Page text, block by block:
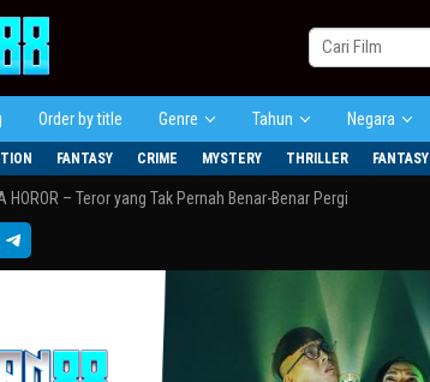
Order by title Genre Tahun Negara
FANTASY CRIME MYSTERY THRILLER FANTASY
HOROR – Teror yang Tak Pernah Benar-Benar Pergi